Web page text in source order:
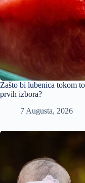
Zašto bi lubenica tokom
prvih izbora?
7 Augusta, 2026